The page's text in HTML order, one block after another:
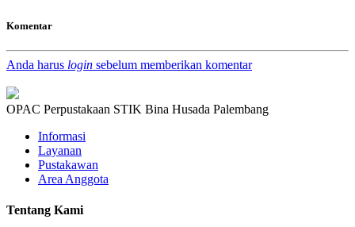
Komentar
Anda harus login sebelum memberikan komentar
OPAC Perpustakaan STIK Bina Husada Palembang
Informasi
Layanan
Pustakawan
Area Anggota
Tentang Kami